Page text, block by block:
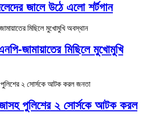
জালে উঠে এলো শর্টগান
জামায়াতের মিছিলে মুখোমুখি
পুলিশের ২ সোর্সকে আটক করল